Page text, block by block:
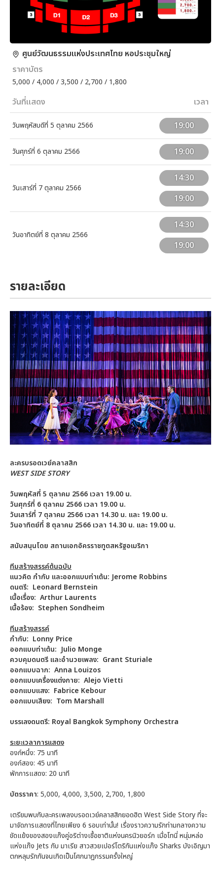
ศูนย์วัฒนธรรมแห่งประเทศไทย หอประชุมใหญ่
ราคาบัตร
5,000 / 4,000 / 3,500 / 2,700 / 1,800
วันที่แสดง เวลา
วันพฤหัสบดีที่ 5 ตุลาคม 2566 19:00
วันศุกร์ที่ 6 ตุลาคม 2566 19:00
วันเสาร์ที่ 7 ตุลาคม 2566
14:30
19:00
วันอาทิตย์ที่ 8 ตุลาคม 2566
14:30
19:00
รายละเอียด
ละครบรอดเวย์คลาสสิก
WEST SIDE STORY
วันพฤหัสที่ 5 ตุลาคม 2566 เวลา 19.00 น.
วันศุกร์ที่ 6 ตุลาคม 2566 เวลา 19.00 น.
วันเสาร์ที่ 7 ตุลาคม 2566 เวลา 14.30 น. และ 19.00 น.
วันอาทิตย์ที่ 8 ตุลาคม 2566 เวลา 14.30 น. และ 19.00 น.
สนับสนุนโดย สถานเอกอัครราชทูตสหรัฐอเมริกา
ทีมสร้างสรรค์ต้นฉบับ
แนวคิด กำกับ และออกแบบท่าเต้น: Jerome Robbins
ดนตรี: Leonard Bernstein
เนื้อเรื่อง: Arthur Laurents
เนื้อร้อง: Stephen Sondheim
ทีมสร้างสรรค์
กำกับ: Lonny Price
ออกแบบท่าเต้น: Julio Monge
ควบคุมดนตรี และอำนวยเพลง: Grant Sturiale
ออกแบบฉาก: Anna Louizos
ออกแบบเครื่องแต่งกาย: Alejo Vietti
ออกแบบแสง: Fabrice Kebour
ออกแบบเสียง: Tom Marshall
บรรเลงดนตรี: Royal Bangkok Symphony Orchestra
ระยะเวลาการแสดง
องก์หนึ่ง: 75 นาที
องก์สอง: 45 นาที
พักการแสดง: 20 นาที
บัตรราคา: 5,000, 4,000, 3,500, 2,700, 1,800
เตรียมพบกับละครเพลงบรอดเวย์คลาสสิกยอดฮิต West Side Story ที่จะ
มาจัดการแสดงที่ไทยเพียง 6 รอบเท่านั้น! เรื่องราวความรักท่ามกลางความ
ขัดแย้งของสองแก๊งคู่อริต่างเชื้อชาติแห่งนครนิวยอร์ก เมื่อโทนี่ หนุ่มหล่อ
แห่งแก๊ง Jets กับ มาเรีย สาวสวยเปอร์โตริกันแห่งแก๊ง Sharks บังเอิญมา
ตกหลุมรักกันจนเกิดเป็นโศกนาฏกรรมครั้งใหญ่